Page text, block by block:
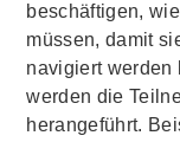
beschäftigen,
müssen, damit
navigiert werden
werden die
herangeführt.